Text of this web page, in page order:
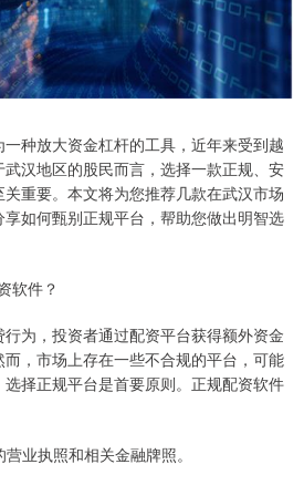
种放大资金杠杆的工具，近年来受到越
汉地区的股民而言，选择一款正规、安
重要。本文将为您推荐几款在武汉市场
如何甄别正规平台，帮助您做出明智选
软件？
为，投资者通过配资平台获得额外资金
，市场上存在一些不合规的平台，可能
择正规平台是首要原则。正规配资软件
业执照和相关金融牌照。